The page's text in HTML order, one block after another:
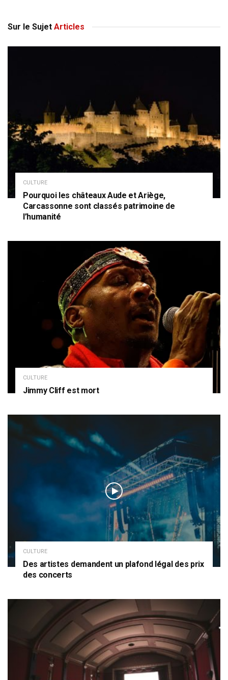
Sur le Sujet Articles
CULTURE
Pourquoi les châteaux Aude et Ariège,
Carcassonne sont classés patrimoine de
l’humanité
CULTURE
Jimmy Cliff est mort
CULTURE
Des artistes demandent un plafond légal des prix
des concerts